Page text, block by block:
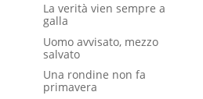
La verità vien sempre a
galla
Uomo avvisato, mezzo
salvato
Una rondine non fa
primavera